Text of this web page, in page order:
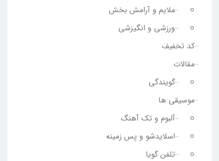
ملایم و آرامش بخش
ورزشی و انگیزشی
کد تخفیف
مقالات
گویندگی
موسیقی ها
آلبوم و تک آهنگ
اسلایدشو و پس زمینه
تلفن گویا